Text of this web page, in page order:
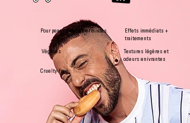
Textures légères et
odeurs enivrantes
Véganes
Pour peaux grasses et mixtes.
Cruelty-free
Effets immédiats +
traitements